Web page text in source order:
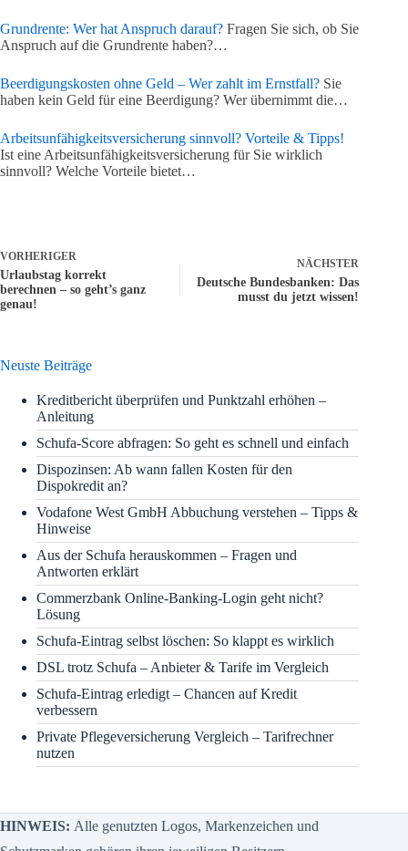
Grundrente: Wer hat Anspruch darauf? Fragen Sie sich, ob Sie
Anspruch auf die Grundrente haben?…
Beerdigungskosten ohne Geld – Wer zahlt im Ernstfall? Sie
haben kein Geld für eine Beerdigung? Wer übernimmt die…
Arbeitsunfähigkeitsversicherung sinnvoll? Vorteile & Tipps!
Ist eine Arbeitsunfähigkeitsversicherung für Sie wirklich
sinnvoll? Welche Vorteile bietet…
VORHERIGER
Urlaubstag korrekt
berechnen – so geht’s ganz
genau!
NÄCHSTER
Deutsche Bundesbanken: Das
musst du jetzt wissen!
Neuste Beiträge
Kreditbericht überprüfen und Punktzahl erhöhen –
Anleitung
Schufa-Score abfragen: So geht es schnell und einfach
Dispozinsen: Ab wann fallen Kosten für den
Dispokredit an?
Vodafone West GmbH Abbuchung verstehen – Tipps &
Hinweise
Aus der Schufa herauskommen – Fragen und
Antworten erklärt
Commerzbank Online-Banking-Login geht nicht?
Lösung
Schufa-Eintrag selbst löschen: So klappt es wirklich
DSL trotz Schufa – Anbieter & Tarife im Vergleich
Schufa-Eintrag erledigt – Chancen auf Kredit
verbessern
Private Pflegeversicherung Vergleich – Tarifrechner
nutzen
HINWEIS: Alle genutzten Logos, Markenzeichen und